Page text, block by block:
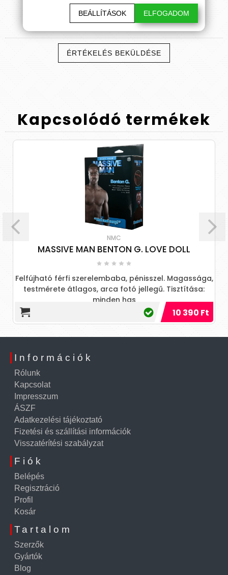
Termékértékelések
ÉRTÉKELÉS BEKÜLDÉSE
Kapcsolódó termékek
NMC
MASSIVE MAN BENTON G. LOVE DOLL
Felfújható férfi szerelembaba, pénisszel. Magassága,
testmérete átlagos, arca fotó jellegű. Tisztítása:
minden has
10 390 Ft
Információk
Rólunk
Kapcsolat
Impresszum
ÁSZF
Adatkezelési tájékoztató
Fizetési és szállítási információk
Visszatérítési szabályzat
Fiók
Belépés
Regisztráció
Profil
Kosár
Tartalom
Szerzők
Gyártók
Blog
BEÁLLÍTÁSOK ELFOGADOM